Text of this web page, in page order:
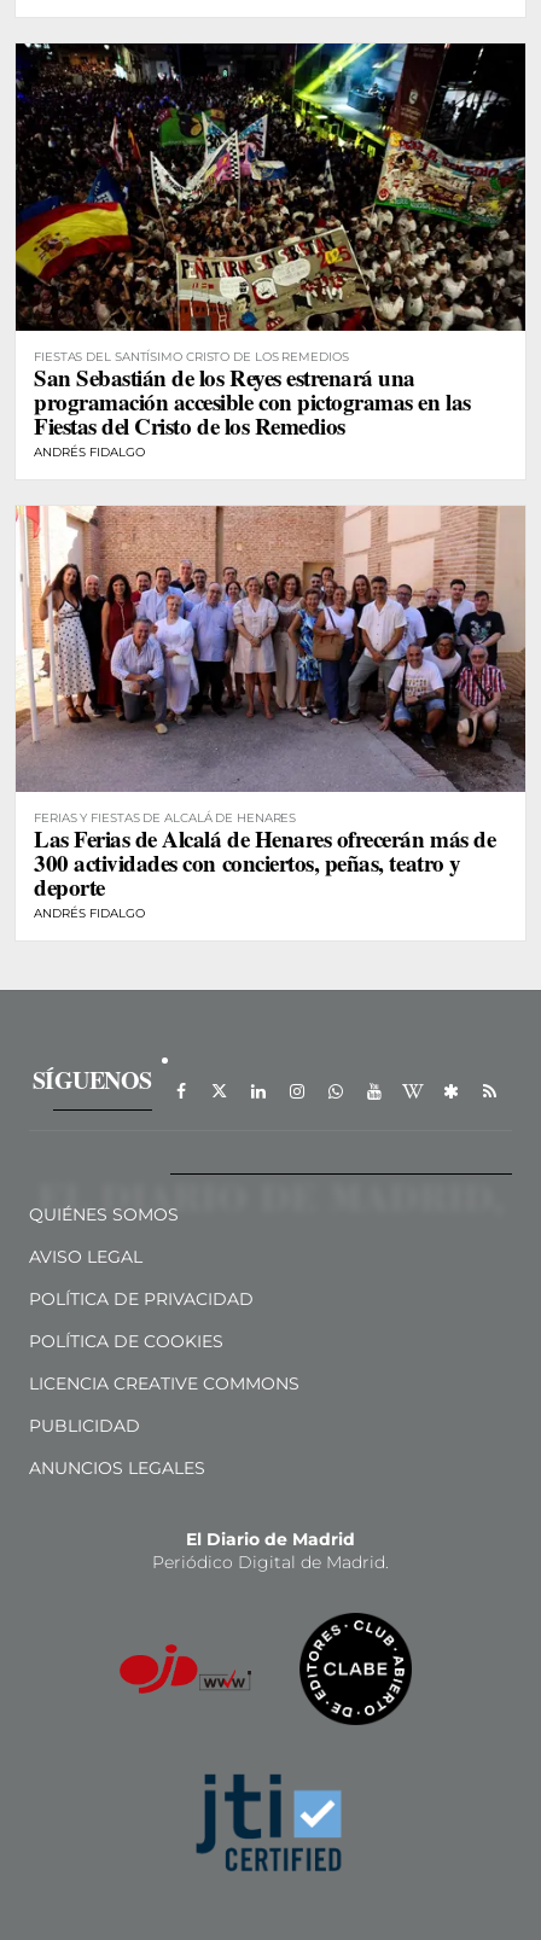
FIESTAS DEL SANTÍSIMO CRISTO DE LOS REMEDIOS
San Sebastián de los Reyes estrenará una
programación accesible con pictogramas en las
Fiestas del Cristo de los Remedios
ANDRÉS FIDALGO
FERIAS Y FIESTAS DE ALCALÁ DE HENARES
Las Ferias de Alcalá de Henares ofrecerán más de
300 actividades con conciertos, peñas, teatro y
deporte
ANDRÉS FIDALGO
SÍGUENOS
QUIÉNES SOMOS
AVISO LEGAL
POLÍTICA DE PRIVACIDAD
POLÍTICA DE COOKIES
LICENCIA CREATIVE COMMONS
PUBLICIDAD
ANUNCIOS LEGALES
El Diario de Madrid
Periódico Digital de Madrid.